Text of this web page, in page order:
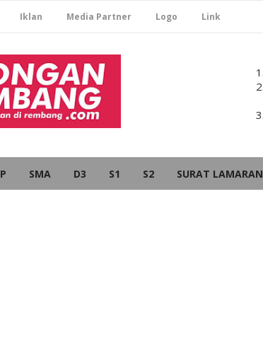
Iklan Media Partner Logo Link
SMA D3 S1 S2 SURAT LAMARAN